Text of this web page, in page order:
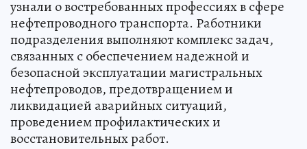
узнали о востребованных профессиях в сфере
нефтепроводного транспорта. Работники
подразделения выполняют комплекс задач,
связанных с обеспечением надежной и
безопасной эксплуатации магистральных
нефтепроводов, предотвращением и
ликвидацией аварийных ситуаций,
проведением профилактических и
восстановительных работ.